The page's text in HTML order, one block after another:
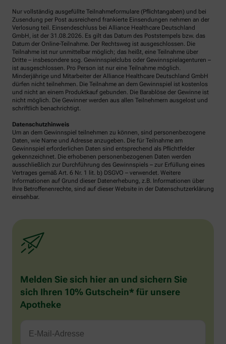
Nur vollständig ausgefüllte Teilnahmeformulare (Pflichtangaben) und bei
Zusendung per Post ausreichend frankierte Einsendungen nehmen an der
Verlosung teil. Einsendeschluss bei Alliance Healthcare Deutschland
GmbH, ist der 31.08.2026. Es gilt das Datum des Poststempels bzw. das
Datum der Online-Teilnahme. Der Rechtsweg ist ausgeschlossen. Die
Teilnahme ist nur unmittelbar möglich; das heißt, eine Teilnahme über
Dritte – insbesondere sog. Gewinnspielclubs oder Gewinnspielagenturen –
ist ausgeschlossen. Pro Person ist nur eine Teilnahme möglich.
Minderjährige und Mitarbeiter der Alliance Healthcare Deutschland GmbH
dürfen nicht teilnehmen. Die Teilnahme an dem Gewinnspiel ist kostenlos
und nicht an einem Produktkauf gebunden. Die Barablöse der Gewinne ist
nicht möglich. Die Gewinner werden aus allen Teilnehmern ausgelost und
schriftlich benachrichtigt.
Datenschutzhinweis
Um an dem Gewinnspiel teilnehmen zu können, sind personenbezogene
Daten, wie Name und Adresse anzugeben. Die für Teilnahme am
Gewinnspiel erforderlichen Daten sind entsprechend als Pflichtfelder
gekennzeichnet. Die erhobenen personenbezogenen Daten werden
ausschließlich zur Durchführung des Gewinnspiels – zur Erfüllung eines
Vertrages gemäß Art. 6 Nr. 1 lit. b) DSGVO – verwendet. Weitere
Informationen auf Grund dieser Datenerhebung, z.B. Informationen über
Ihre Betroffenenrechte, sind auf dieser Website in der Datenschutzerklärung
einsehbar.
Melden Sie sich hier an und sichern Sie
sich Ihren 10% Gutschein* für unsere
Apotheke